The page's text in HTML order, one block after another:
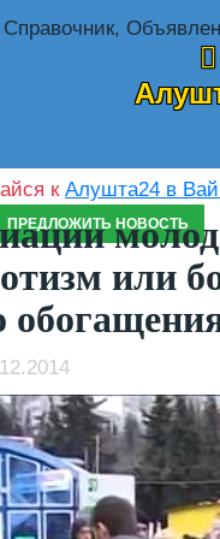
ПРЕДЛОЖИТЬ НОВОСТЬ
к Алушта24 в
или